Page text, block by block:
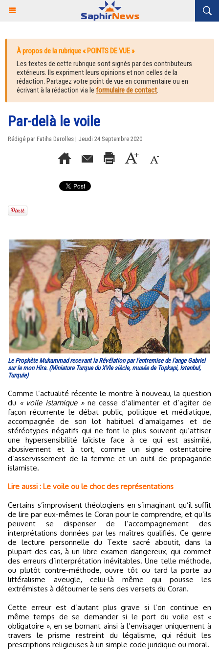
À propos de la rubrique « POINTS DE VUE »
Les textes de cette rubrique sont signés par des contributeurs
extérieurs. Ils expriment leurs opinions et non celles de la
rédaction. Partagez votre point de vue en commentaire ou en
écrivant à la rédaction via le formulaire de contact.
Par-delà le voile
Rédigé par Fatiha Darolles | Jeudi 24 Septembre 2020
Le Prophète Muhammad recevant la Révélation par l'entremise de l'ange Gabriel
sur le mon Hira. (Miniature Turque du XVIe siècle, musée de Topkapi, Istanbul,
Turquie)
Comme l’actualité récente le montre à nouveau, la question
du « voile islamique »ne cesse d’alimenter et d’agiter de
façon récurrente le débat public, politique et médiatique,
accompagnée de son lot habituel d’amalgames et de
stéréotypes négatifs qui ne font le plus souvent qu’attiser
une hypersensibilité laïciste face à ce qui est assimilé,
abusivement et à tort, comme un signe ostentatoire
d’asservissement de la femme et un outil de propagande
islamiste.
Lire aussi : Le voile ou le choc des représentations
Certains s’improvisent théologiens en s’imaginant qu’il suffit
de lire par eux-mêmes le Coran pour le comprendre, et qu’ils
peuvent se dispenser de l’accompagnement des
interprétations données par les maîtres qualifiés. Ce genre
de lecture personnelle du Texte sacré aboutit, dans la
plupart des cas, à un libre examen dangereux, qui commet
des erreurs d’interprétation inévitables. Une telle méthode,
ou plutôt contre-méthode, ouvre tôt ou tard la porte au
littéralisme aveugle, celui-là même qui pousse les
extrémistes à détourner le sens des versets du Coran.
Cette erreur est d’autant plus grave si l’on continue en
même temps de se demander si le port du voile est «
obligatoire », en se bornant ainsi à l’envisager uniquement à
travers le prisme restreint du légalisme, qui réduit les
prescriptions religieuses à un simple code juridique ou moral.